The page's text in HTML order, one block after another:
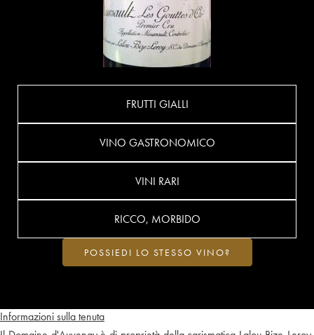
Informazioni sulla tenuta
FRUTTI GIALLI
VINO GASTRONOMICO
VINI RARI
RICCO, MORBIDO
POSSIEDI LO STESSO VINO?